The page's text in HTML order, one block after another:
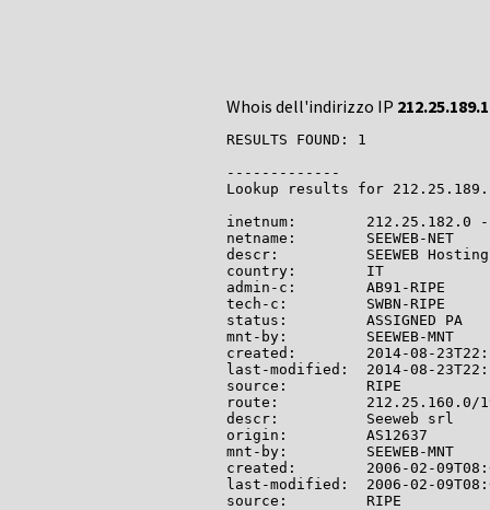
Whois dell'indirizzo IP
RESULTS FOUND: 1
-------------
Lookup results for
inetnum:        212.25.182.0 -
netname:        SEEWEB-NET
descr:          SEEWEB Hosting
country:        IT
admin-c:        AB91-RIPE
tech-c:         SWBN-RIPE
status:         ASSIGNED PA
mnt-by:         SEEWEB-MNT
created:        2014-08-
last-modified:  2014-08-
source:         RIPE
route:          212.25.160.0/
descr:          Seeweb srl
origin:         AS12637
mnt-by:         SEEWEB-MNT
created:        2006-02-
last-modified:  2006-02-
source:         RIPE